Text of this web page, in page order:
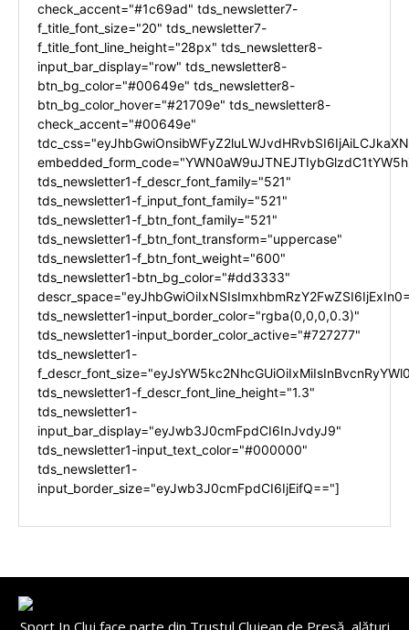
check_accent="#1c69ad" tds_newsletter7-
f_title_font_size="20" tds_newsletter7-
f_title_font_line_height="28px" tds_newsletter8-
input_bar_display="row" tds_newsletter8-
btn_bg_color="#00649e" tds_newsletter8-
btn_bg_color_hover="#21709e" tds_newsletter8-
check_accent="#00649e"
tds_newsletter1-f_descr_font_family="521"
tds_newsletter1-f_input_font_family="521"
tds_newsletter1-f_btn_font_family="521"
tds_newsletter1-f_btn_font_transform="uppercase"
tds_newsletter1-f_btn_font_weight="600"
tds_newsletter1-btn_bg_color="#dd3333"
tds_newsletter1-input_border_color="rgba(0,0,0,0.3)"
tds_newsletter1-input_border_color_active="#727277"
tds_newsletter1-
tds_newsletter1-f_descr_font_line_height="1.3"
tds_newsletter1-
input_bar_display="eyJwb3J0cmFpdCI6InJvdyJ9"
tds_newsletter1-input_text_color="#000000"
tds_newsletter1-
input_border_size="eyJwb3J0cmFpdCI6IjEifQ=="]
Sport In Cluj face parte din Trustul Clujean de Presă, alături